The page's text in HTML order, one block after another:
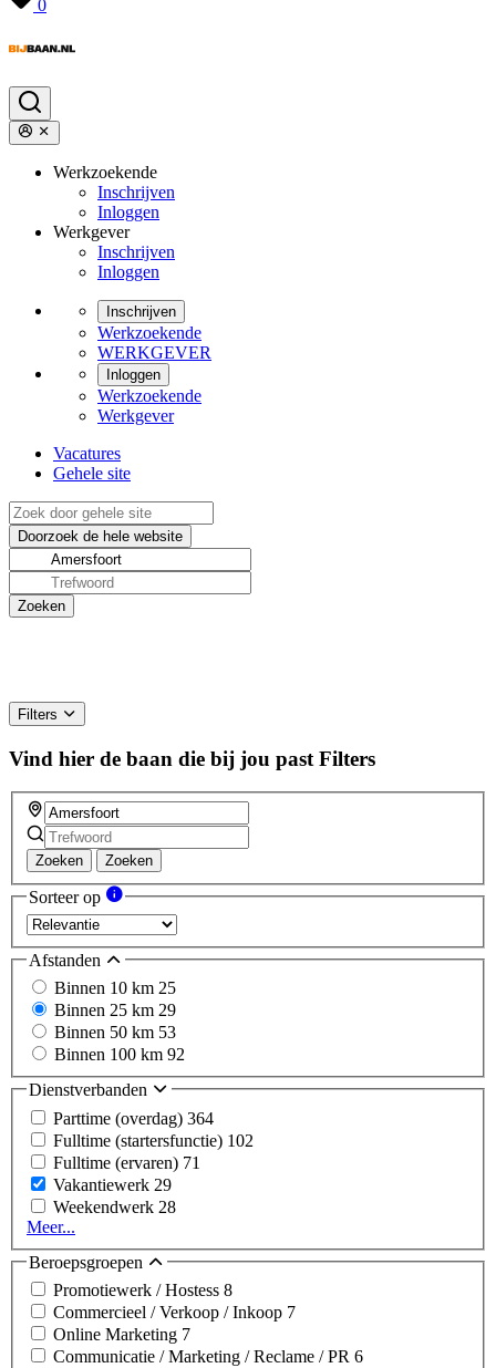
0
Werkzoekende
Inschrijven
Inloggen
Werkgever
Inschrijven
Inloggen
Inschrijven
Werkzoekende
WERKGEVER
Inloggen
Werkzoekende
Werkgever
Vacatures
Gehele site
Filters
Vind hier de baan die bij jou past Filters
Zoeken Zoeken
Sorteer op
Afstanden
Binnen 10 km 25
Binnen 25 km 29
Binnen 50 km 53
Binnen 100 km 92
Dienstverbanden
Parttime (overdag) 364
Fulltime (startersfunctie) 102
Fulltime (ervaren) 71
Vakantiewerk 29
Weekendwerk 28
Meer...
Beroepsgroepen
Promotiewerk / Hostess 8
Commercieel / Verkoop / Inkoop 7
Online Marketing 7
Communicatie / Marketing / Reclame / PR 6